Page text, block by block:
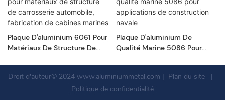
Plaque D'aluminium 6061 Pour
Matériaux De Structure De
Marines
Plaque D'aluminium De
Qualité Marine 5086 Pour
Droit d'auteur© 2024 www.aluminiummetal.com | Plan du site
|
Politique de confidentialité